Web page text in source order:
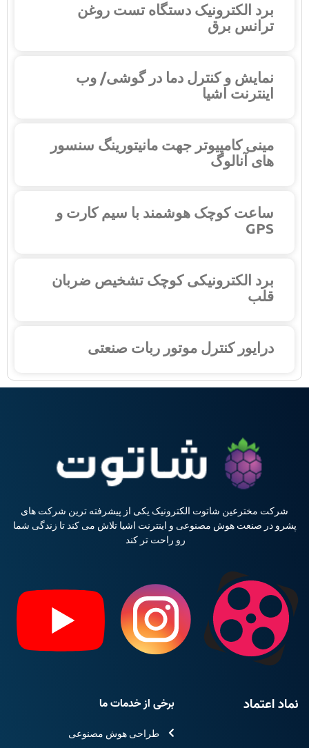
برد الکترونیک دستگاه تست روغن
ترانس برق
نمایش و کنترل دما در گوشی/ وب
اینترنت اشیا
مینی کامپیوتر جهت مانیتورینگ سنسور
های آنالوگ
ساعت کوچک هوشمند با سیم کارت و
GPS
برد الکترونیکی کوچک تشخیص ضربان
قلب
درایور کنترل موتور ربات صنعتی
شرکت مخترعین شاتوت الکترونیک یکی از پیشرفته ترین شرکت های
پشرو در صنعت هوش مصنوعی و اینترنت اشیا تلاش می کند تا زندگی شما
رو راحت تر کند
نماد اعتماد برخی از خدمات ما
طراحی هوش مصنوعی